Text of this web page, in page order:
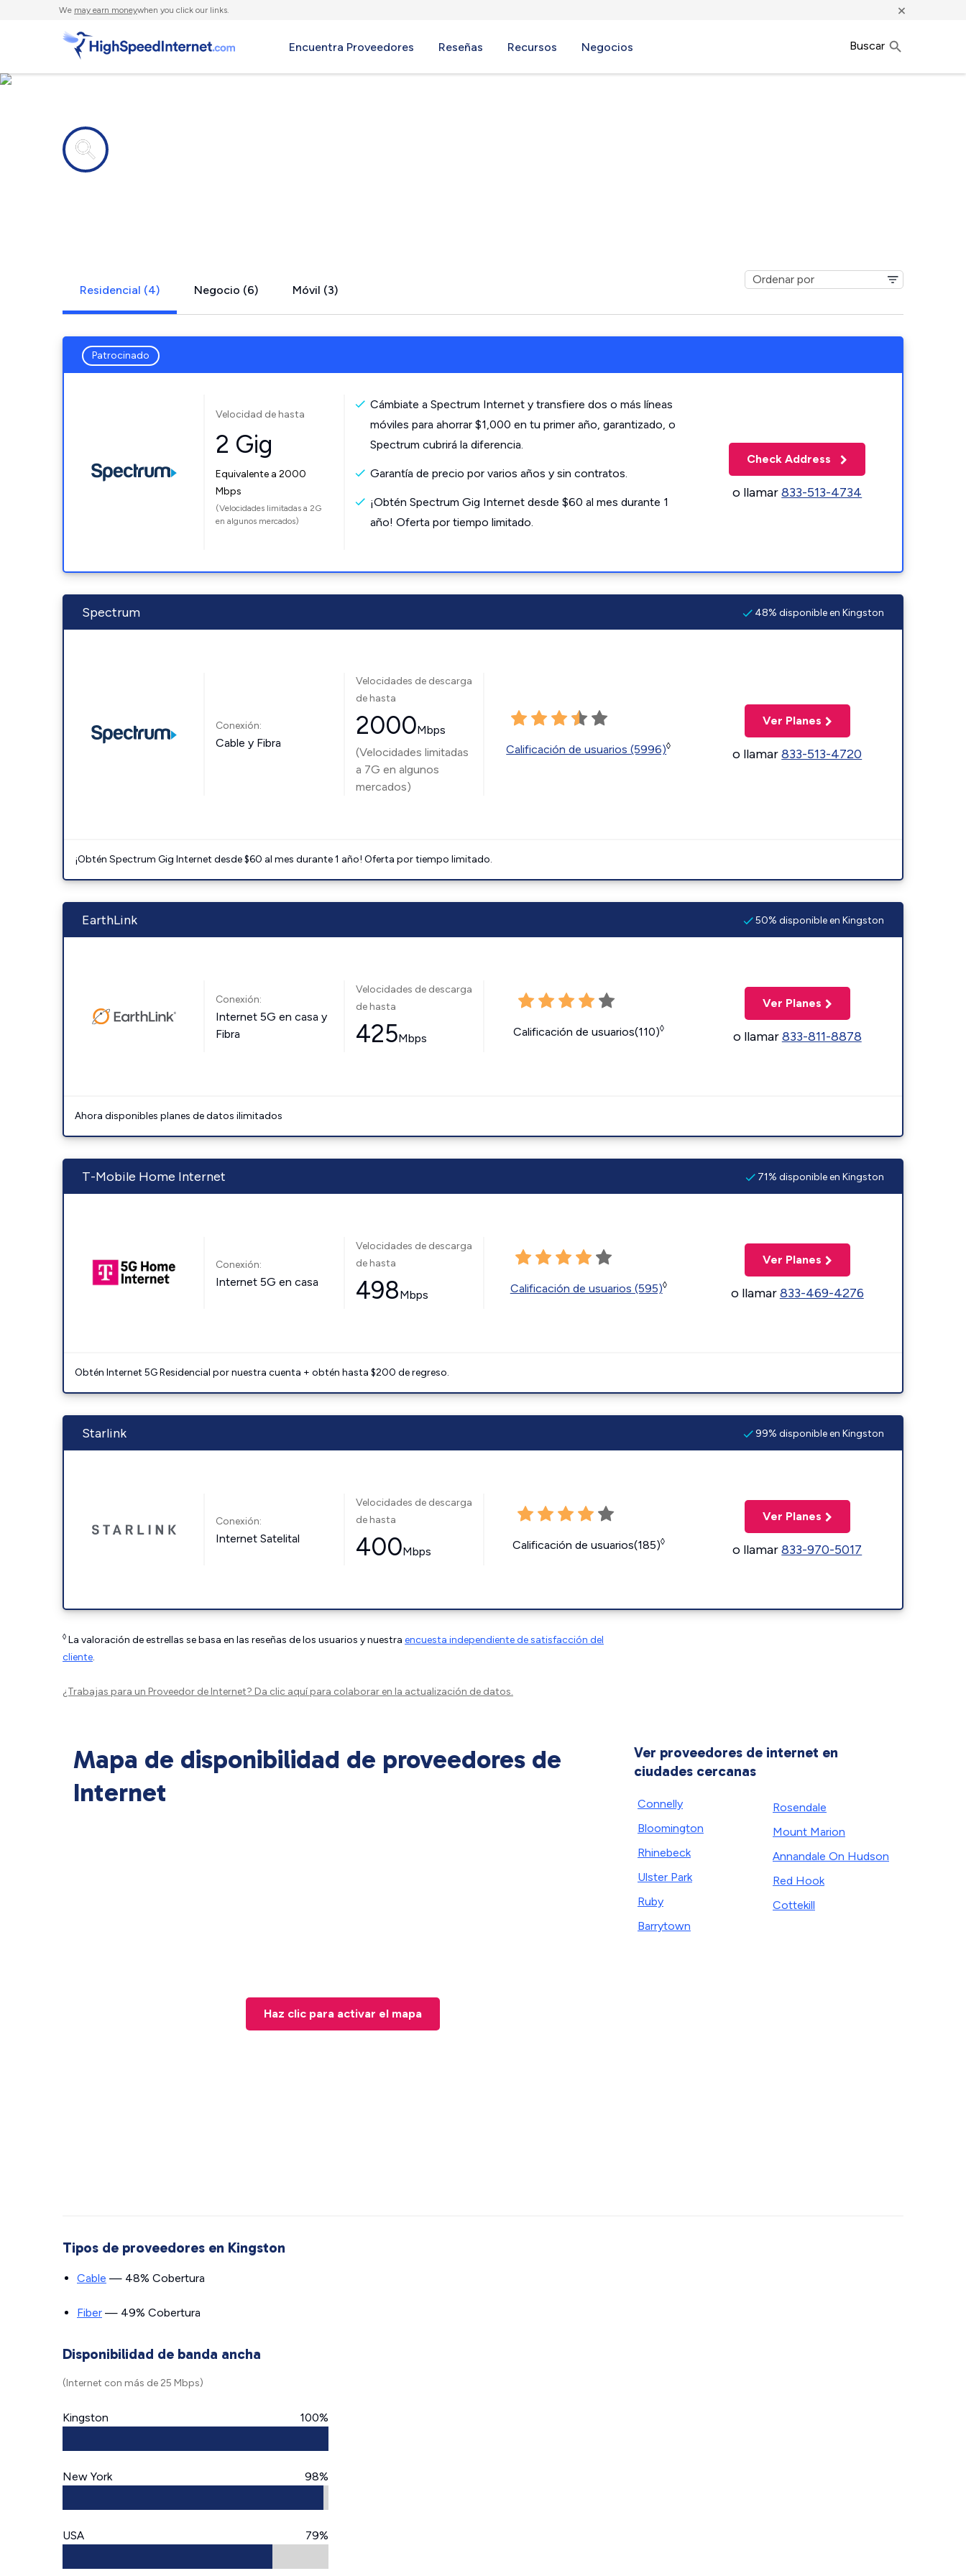
We may earn moneywhen you click our links. ×
Encuentra Proveedores Reseñas Recursos Negocios Buscar
Residencial (4) Negocio (6) Móvil (3)
Patrocinado
Velocidad de hasta
2 Gig
Equivalente a 2000
Mbps
(Velocidades limitadas a 2G
en algunos mercados)
Cámbiate a Spectrum Internet y transfiere dos o más líneas
móviles para ahorrar $1,000 en tu primer año, garantizado, o
Spectrum cubrirá la diferencia.
Garantía de precio por varios años y sin contratos.
¡Obtén Spectrum Gig Internet desde $60 al mes durante 1
año! Oferta por tiempo limitado.
Check Address
o llamar833-513-4734
Spectrum 48% disponible en Kingston
Conexión:
Cable y Fibra
Velocidades de descarga
de hasta
2000Mbps
(Velocidades limitadas
a 7G en algunos
mercados)
Calificación de usuarios (5996)◊
Ver Planes
o llamar833-513-4720
¡Obtén Spectrum Gig Internet desde $60 al mes durante 1 año! Oferta por tiempo limitado.
EarthLink 50% disponible en Kingston
Conexión:
Internet 5G en casa y
Fibra
Velocidades de descarga
de hasta
425Mbps Calificación de usuarios(110)◊
Ver Planes
o llamar833-811-8878
Ahora disponibles planes de datos ilimitados
T-Mobile Home Internet 71% disponible en Kingston
Conexión:
Internet 5G en casa
Velocidades de descarga
de hasta
498Mbps Calificación de usuarios (595)◊
Ver Planes
o llamar833-469-4276
Obtén Internet 5G Residencial por nuestra cuenta + obtén hasta $200 de regreso.
Starlink 99% disponible en Kingston
Conexión:
Internet Satelital
Velocidades de descarga
de hasta
400Mbps Calificación de usuarios(185)◊
Ver Planes
o llamar833-970-5017
◊ La valoración de estrellas se basa en las reseñas de los usuarios y nuestra encuesta independiente de satisfacción del
cliente.
¿Trabajas para un Proveedor de Internet? Da clic aquípara colaborar en la actualización de datos.
Mapa de disponibilidad de proveedores de
Internet
Haz clic para activar el mapa
Ver proveedores de internet en
ciudades cercanas
Connelly
Bloomington
Rhinebeck
Ulster Park
Ruby
Barrytown
Rosendale
Mount Marion
Annandale On Hudson
Red Hook
Cottekill
Tipos de proveedores en Kingston
Cable — 48% Cobertura
Fiber — 49% Cobertura
Disponibilidad de banda ancha
(Internet con más de 25 Mbps)
Kingston 100%
New York 98%
USA 79%